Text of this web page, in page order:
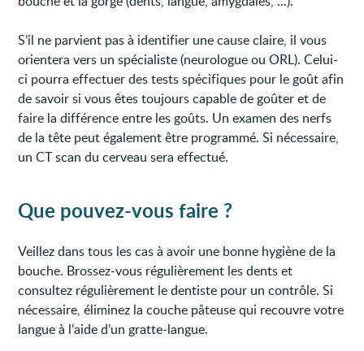
S’il ne parvient pas à identifier une cause claire, il vous
orientera vers un spécialiste (neurologue ou ORL). Celui-
ci pourra effectuer des tests spécifiques pour le goût afin
de savoir si vous êtes toujours capable de goûter et de
faire la différence entre les goûts. Un examen des nerfs
de la tête peut également être programmé. Si nécessaire,
un CT scan du cerveau sera effectué.
Que pouvez-vous faire ?
Veillez dans tous les cas à avoir une bonne hygiène de la
bouche. Brossez-vous régulièrement les dents et
consultez régulièrement le dentiste pour un contrôle. Si
nécessaire, éliminez la couche pâteuse qui recouvre votre
langue à l’aide d’un gratte-langue.